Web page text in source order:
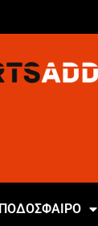
ΠΟΔΟΣΦΑΙΡΟ